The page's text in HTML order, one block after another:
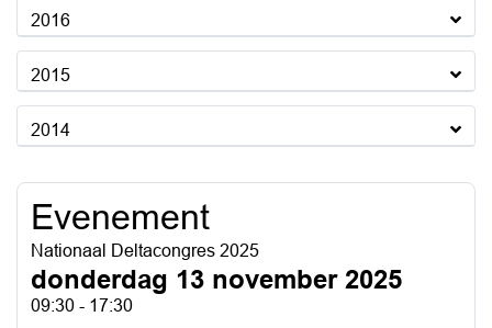
2016
2015
2014
Evenement
Nationaal Deltacongres 2025
donderdag 13 november 2025
09:30 - 17:30